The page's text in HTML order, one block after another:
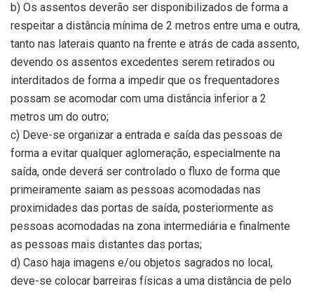
b) Os assentos deverão ser disponibilizados de forma a
respeitar a distância mínima de 2 metros entre uma e outra,
tanto nas laterais quanto na frente e atrás de cada assento,
devendo os assentos excedentes serem retirados ou
interditados de forma a impedir que os frequentadores
possam se acomodar com uma distância inferior a 2
metros um do outro;
c) Deve-se organizar a entrada e saída das pessoas de
forma a evitar qualquer aglomeração, especialmente na
saída, onde deverá ser controlado o fluxo de forma que
primeiramente saiam as pessoas acomodadas nas
proximidades das portas de saída, posteriormente as
pessoas acomodadas na zona intermediária e finalmente
as pessoas mais distantes das portas;
d) Caso haja imagens e/ou objetos sagrados no local,
deve-se colocar barreiras físicas a uma distância de pelo